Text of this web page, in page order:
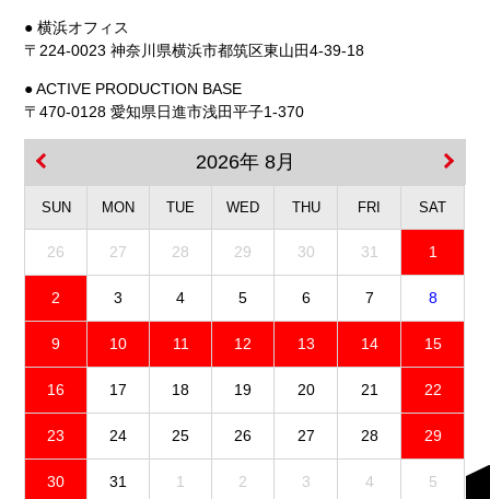
● 横浜オフィス
〒224-0023 神奈川県横浜市都筑区東山田4-39-18
● ACTIVE PRODUCTION BASE
〒470-0128 愛知県日進市浅田平子1-370
2026年 8月
SUN MON TUE WED THU FRI SAT
26 27 28 29 30 31 1
2 3 4 5 6 7 8
9 10 11 12 13 14 15
16 17 18 19 20 21 22
23 24 25 26 27 28 29
30 31 1 2 3 4 5